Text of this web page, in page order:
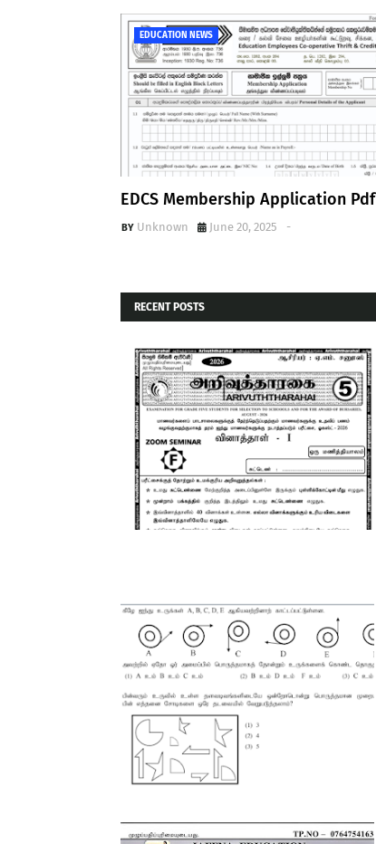
EDUCATION NEWS
EDCS Membership Application Pdf
Unknown -
June 20, 2025
RECENT POSTS